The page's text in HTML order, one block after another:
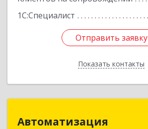
1С:Специалист
Отправить заявку
Показать контакты
Отправить заявку
Назад
Автоматизация